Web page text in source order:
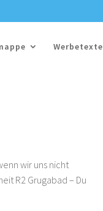
Werbetexte
wir uns nicht
R2 Grugabad – Du